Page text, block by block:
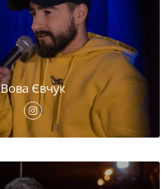
Вова Євчук